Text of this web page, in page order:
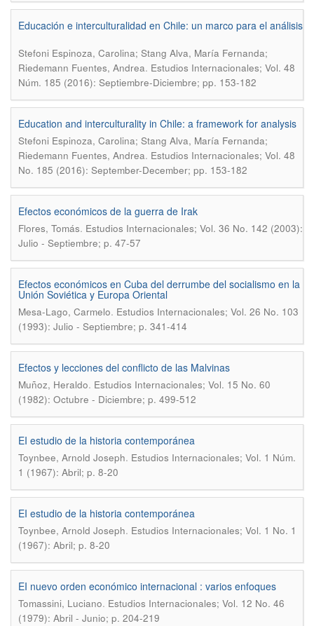
Educación e interculturalidad en Chile: un marco para el análisis
Stefoni Espinoza, Carolina; Stang Alva, María Fernanda;
Riedemann Fuentes, Andrea. Estudios Internacionales; Vol. 48
Núm. 185 (2016): Septiembre-Diciembre; pp. 153-182
Education and interculturality in Chile: a framework for analysis
Stefoni Espinoza, Carolina; Stang Alva, María Fernanda;
Riedemann Fuentes, Andrea. Estudios Internacionales; Vol. 48
No. 185 (2016): September-December; pp. 153-182
Efectos económicos de la guerra de Irak
Flores, Tomás. Estudios Internacionales; Vol. 36 No. 142 (2003):
Julio - Septiembre; p. 47-57
Efectos económicos en Cuba del derrumbe del socialismo en la
Unión Soviética y Europa Oriental
Mesa-Lago, Carmelo. Estudios Internacionales; Vol. 26 No. 103
(1993): Julio - Septiembre; p. 341-414
Efectos y lecciones del conflicto de las Malvinas
Muñoz, Heraldo. Estudios Internacionales; Vol. 15 No. 60
(1982): Octubre - Diciembre; p. 499-512
EI estudio de la historia contemporánea
Toynbee, Arnold Joseph. Estudios Internacionales; Vol. 1 Núm.
1 (1967): Abril; p. 8-20
EI estudio de la historia contemporánea
Toynbee, Arnold Joseph. Estudios Internacionales; Vol. 1 No. 1
(1967): Abril; p. 8-20
EI nuevo orden económico internacional : varios enfoques
Tomassini, Luciano. Estudios Internacionales; Vol. 12 No. 46
(1979): Abril - Junio; p. 204-219